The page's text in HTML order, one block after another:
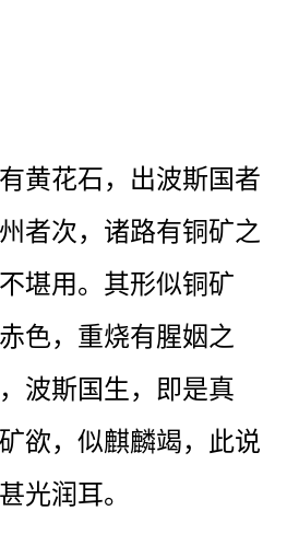
黄花石，出波斯国者
者次，诸路有铜矿之
堪用。其形似铜矿
色，重烧有腥姻之
波斯国生，即是真
欲，似麒麟竭，此说
光润耳。